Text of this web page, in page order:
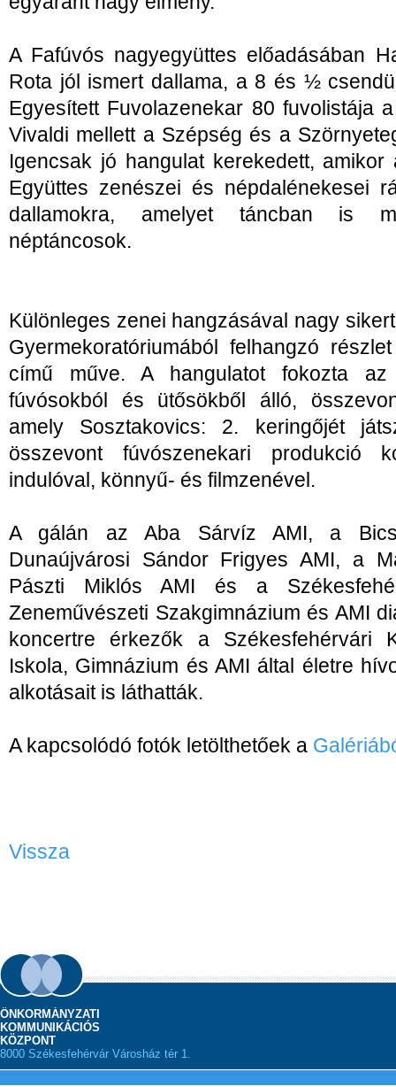
A Fafúvós nagyegyüttes előadásában
Rota jól ismert dallama, a 8 és ½
Egyesített Fuvolazenekar 80 fuvolistája
Vivaldi mellett a Szépség és a
Igencsak jó hangulat kerekedett,
Együttes zenészei és népdalénekesei
dallamokra, amelyet táncban is
néptáncosok.
Különleges zenei hangzásával nagy
Gyermekoratóriumából felhangzó
című műve. A hangulatot fokozta az
fúvósokból és ütősökből álló,
amely Sosztakovics: 2. keringőjét
összevont fúvószenekari produkció
indulóval, könnyű- és filmzenével.
A gálán az Aba Sárvíz AMI, a
Dunaújvárosi Sándor Frigyes AMI, a
Pászti Miklós AMI és a
Zeneművészeti Szakgimnázium és AMI
koncertre érkezők a Székesfehérvári
Iskola, Gimnázium és AMI által életre
alkotásait is láthatták.
A kapcsolódó fotók letölthetőek a
Vissza
ÖNKORMÁNYZATI
KOMMUNIKÁCIÓS
KÖZPONT
8000 Székesfehérvár Városház tér 1.